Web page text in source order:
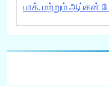
பாக். மற்றும் ஆப்கன்